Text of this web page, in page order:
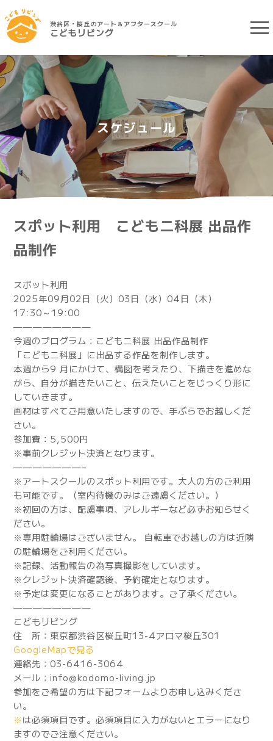
渋谷区・桜丘のアート＆アフタースクール
こどもリビング
スケジュール
スポット利用 こども二科展 出品作
品制作
スポット利用
2025年09月02日（火）03日（水）04日（木）
17:30～19:00
————————
今週のプログラム：こども二科展 出品作品制作
「こども二科展」に出品する作品を制作します。
本週から9 月にかけて、構図を考えたり、下描きを進めな
がら、自分が描きたいこと、伝えたいことをじっくり形に
していきます。
画材はすべてご用意いたしますので、手ぶらでお越しくだ
さい。
参加費：5,500円
※事前クレジット決済となります。
———————–
※アートスクールのスポット利用です。大人の方のご利用
も可能です。（室内待機のみはご遠慮ください。）
※初回の方は、配慮事項、アレルギーなど必ずお知らせく
ださい。
※専用駐輪場はございません。 自転車でお越しの方は近隣
の駐輪場をご利用ください。
※記録、活動報告の為写真撮影をしています。
※クレジット決済確認後、予約確定となります。
※予定は変更になることがあります。ご了承ください。
————————
こどもリビング
住 所：東京都渋谷区桜丘町13-4アロマ桜丘301
GoogleMapで見る
連絡先：03-6416-3064
メール：info@kodomo-living.jp
参加をご希望の方は下記フォームよりお申し込みくださ
い。
※は必須項目です。必須項目に入力がないとエラーになり
ますのでご注意ください。